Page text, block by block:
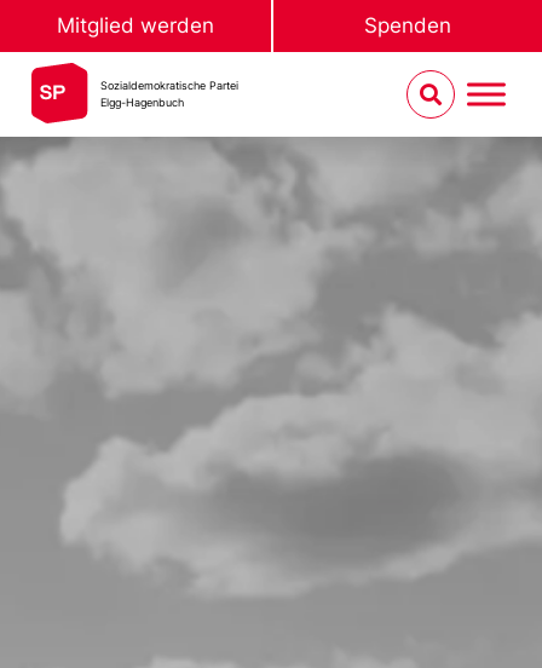
Mitglied werden Spenden
Sozialdemokratische Partei
Elgg-Hagenbuch